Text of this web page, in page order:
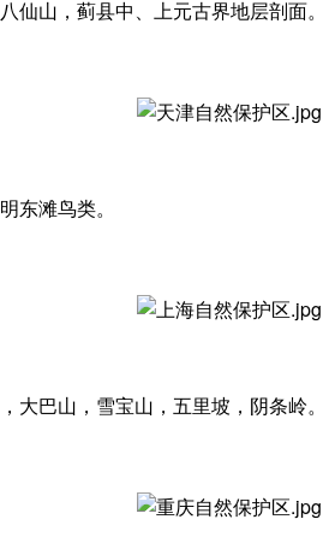
仙山，蓟县中、上元古界地层剖面。
东滩鸟类。
大巴山，雪宝山，五里坡，阴条岭。